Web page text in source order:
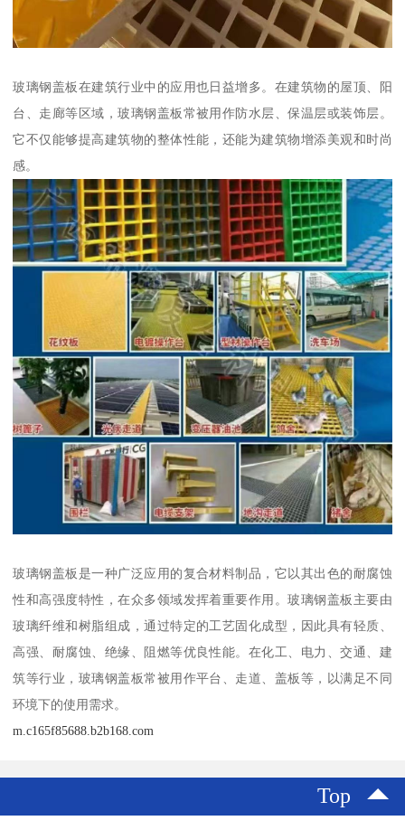
玻璃钢盖板在建筑行业中的应用也日益增多。在建筑物的屋顶、阳
台、走廊等区域，玻璃钢盖板常被用作防水层、保温层或装饰层。
它不仅能够提高建筑物的整体性能，还能为建筑物增添美观和时尚
感。
玻璃钢盖板是一种广泛应用的复合材料制品，它以其出色的耐腐蚀
性和高强度特性，在众多领域发挥着重要作用。玻璃钢盖板主要由
玻璃纤维和树脂组成，通过特定的工艺固化成型，因此具有轻质、
高强、耐腐蚀、绝缘、阻燃等优良性能。在化工、电力、交通、建
筑等行业，玻璃钢盖板常被用作平台、走道、盖板等，以满足不同
环境下的使用需求。
m.c165f85688.b2b168.com
Top